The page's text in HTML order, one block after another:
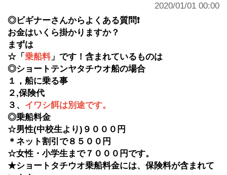
2020/01/01 00:00
◎ビギナーさんからよくある質問❗️
お金はいくら掛かりますか？
まずは
☆ 「 乗船料」 です！含まれているものは
◎ショートテンヤタチウオ船の場合
１，船に乗る事
２ ,保険代
３、 イワシ餌は別途です。
◎乗船料金
☆男性(中校生より)９０００円
＊ネット割引で８５００円
☆女性・小学生まで７０００円です。
★ショートタチウオ乗船料金には、保険料が含まれて